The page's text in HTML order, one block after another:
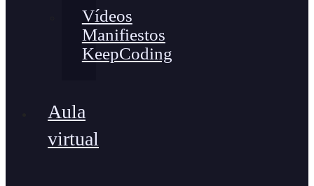
Vídeos
Manifiestos
KeepCoding
Aula
virtual